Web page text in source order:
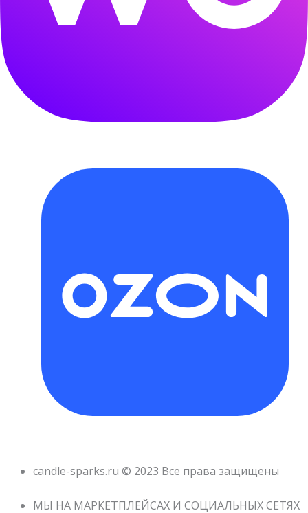
candle-sparks.ru © 2023 Все права защищены
МЫ НА МАРКЕТПЛЕЙСАХ И СОЦИАЛЬНЫХ СЕТЯХ